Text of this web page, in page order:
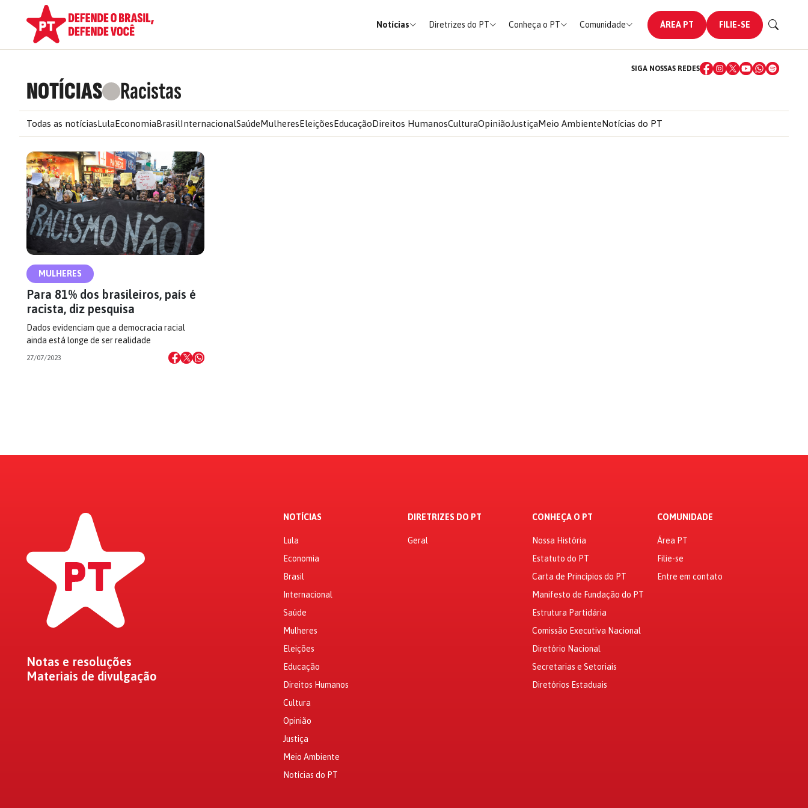
Notícias Diretrizes do PT Conheça o PT Comunidade ÁREA PT FILIE-SE
NOTÍCIAS Racistas
SIGA NOSSAS REDES
Todas as notíciasLulaEconomiaBrasilInternacionalSaúdeMulheresEleiçõesEducaçãoDireitos HumanosCulturaOpiniãoJustiçaMeio AmbienteNotícias do PT
MULHERES
Para 81% dos brasileiros, país é
racista, diz pesquisa
Dados evidenciam que a democracia racial
ainda está longe de ser realidade
27/07/2023
Notas e resoluções
Materiais de divulgação
NOTÍCIAS
Lula
Economia
Brasil
Internacional
Saúde
Mulheres
Eleições
Educação
Direitos Humanos
Cultura
Opinião
Justiça
Meio Ambiente
Notícias do PT
DIRETRIZES DO PT
Geral
CONHEÇA O PT
Nossa História
Estatuto do PT
Carta de Princípios do PT
Manifesto de Fundação do PT
Estrutura Partidária
Comissão Executiva Nacional
Diretório Nacional
Secretarias e Setoriais
Diretórios Estaduais
COMUNIDADE
Área PT
Filie-se
Entre em contato